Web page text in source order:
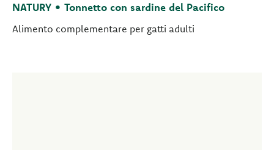
NATURY • Tonnetto con sardine del Pacifico
Alimento complementare per gatti adulti